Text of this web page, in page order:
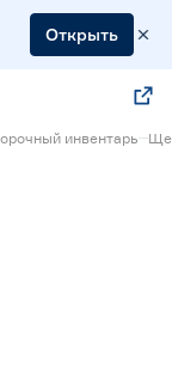
Открыть
инвентарь